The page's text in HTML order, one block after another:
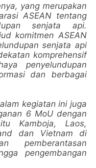
yang merupakan
ASEAN tentang
senjata api.
komitmen ASEAN
senjata api
komprehensif
penyelundupan
dan berbagai
kegiatan ini juga
6 MoU dengan
Kamboja, Laos,
dan Vietnam di
pemberantasan
pengembangan